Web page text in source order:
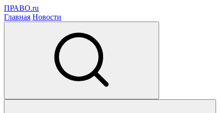
ПРАВО.ru
Главная Новости